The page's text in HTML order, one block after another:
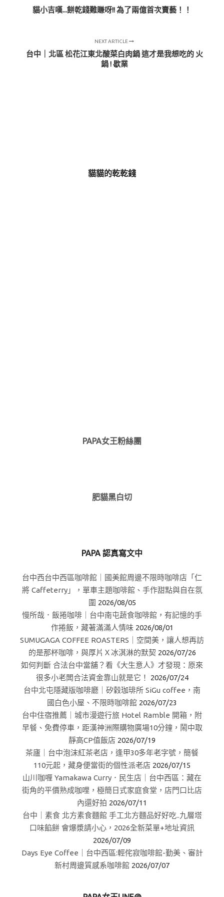
貓小吉嘆...餅乾錢難賺呀!! 為了兩億首次賣藝！！
NEXT ARTICLE
台中｜北區 松花江東北酸菜白肉鍋 這才是我想吃的 火
鍋 ! 歇業
貓貓的乾乾錢
PAPA女王粉絲團
肥貓黑白切
PAPA 認真寫文中
台中西台中西區咖啡館｜國美館周邊不限時咖啡店「仁
將 Caffeterry」，單車主題咖啡館、手作甜點與自在氛
圍 2026/08/05
慢所哉．飯捲咖啡｜台中南屯蔬食咖啡館，有記憶的手
作捲飯，藏著滿滿人情味 2026/08/01
SUMUGAGA COFFEE ROASTERS｜空間美，讓人想再訪
的是那杯咖啡，與厚片Ｘ冰淇淋的默契 2026/07/26
如何判斷 合法台中當舖？看《大生意人》才發現：原來
很多小老闆合法資金靠山就是它！
2026/07/24
台中北屯隱藏版咖啡廳｜矽穀珈琲所 SiGu coffee，南
國白色小屋、不限時咖啡館 2026/07/23
台中住宿推薦｜城市漫遊行旅 Hotel Ramble 開箱，附
早餐、免費停車，距漢神洲際購物廣場10分鐘，鬧中取
靜高CP值飯店 2026/07/19
茶廬｜台中泡沫紅茶老店，逢甲30多年老字號，簡餐
110元起，藏身便當街的個性派老店 2026/07/15
山川咖喱 Yamakawa Curry．民生店｜台中西區：藏在
街角的平價熟成咖哩，極簡日式家庭食堂，店門口比店
內還好拍 2026/07/11
台中｜素食 北方素食麵館 手工北方麵品好好吃..九層塔
口味餡餅 會爆漿請小心，2026全新菜單+地址資訊
2026/07/09
Days Eye Coffee｜台中西區:輕侘寂咖啡館-勤美、審計
新村周邊質感系咖啡館 2026/07/07